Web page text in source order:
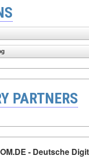
PARTNERS
- Deutsche